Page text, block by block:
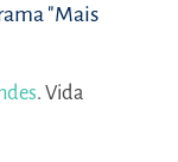
"Mais
. Vida